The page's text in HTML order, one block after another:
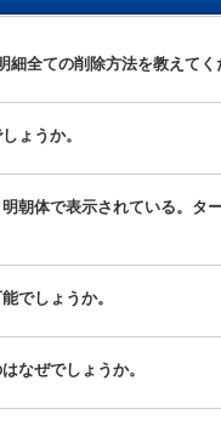
全ての削除方法を教えてく
ょうか。
朝体で表示されている。タ
でしょうか。
なぜでしょうか。